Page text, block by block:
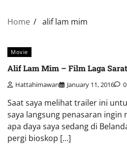
Home alif lam mim
Movie
Alif Lam Mim – Film Laga
Hattahimawan January 11, 2016 0
Saat saya melihat trailer ini
saya langsung penasaran
apa daya saya sedang di
pergi bioskop […]